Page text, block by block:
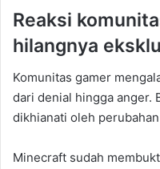
Reaksi
hilangnya
Komunitas gamer
dari denial hingga anger.
dikhianati oleh
Minecraft sudah